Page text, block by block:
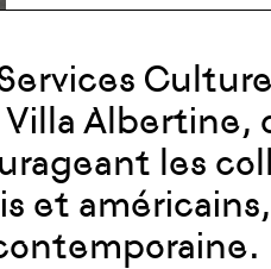
Villa Albertine,
les
et